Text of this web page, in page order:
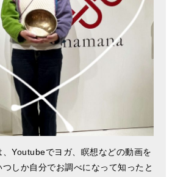
グボウル
）
ット
・リング（台座）
Youtubeでヨガ、瞑想などの動画を
しか自分でお調べになって知ったと